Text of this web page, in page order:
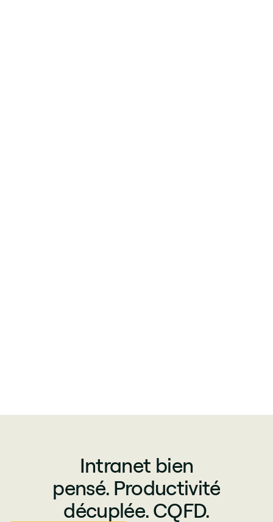
Intranet bien
pensé. Productivité
décuplée. CQFD.